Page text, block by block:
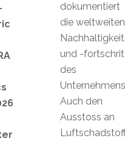
dokumentiert
die weltweiten
und -
des
Auch den
Ausstoss an